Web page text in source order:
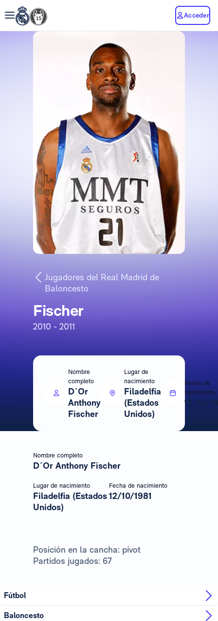
Acceder
Jugadores del Real Madrid de
Baloncesto
Fischer
2010 - 2011
Nombre
completo
D´Or
Anthony
Fischer
Lugar de
nacimiento
Filadelfia
(Estados
Unidos)
Fecha de
nacimiento
12/10/
Nombre completo
D´Or Anthony Fischer
Lugar de nacimiento
Filadelfia (Estados
Unidos)
Fecha de nacimiento
12/10/1981
Posición en la cancha: pívot
Partidos jugados: 67
Fútbol
Baloncesto